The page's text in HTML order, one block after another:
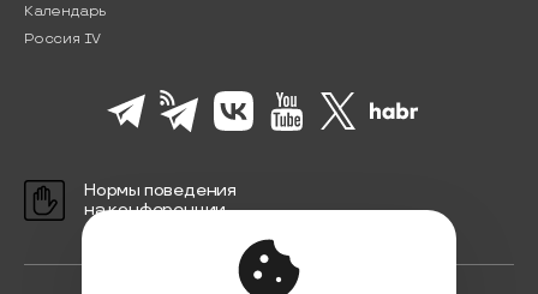
Календарь
Россия IV
Нормы поведения
на конференции